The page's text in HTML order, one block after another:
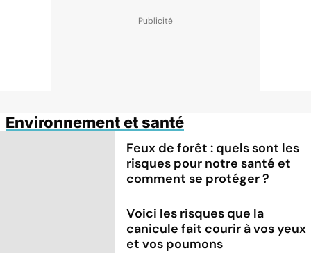
Environnement et santé
Feux de forêt : quels sont les
risques pour notre santé et
comment se protéger ?
Voici les risques que la
canicule fait courir à vos yeux
et vos poumons